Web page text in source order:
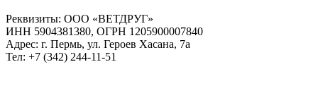
Реквизиты: ООО «ВЕТДРУГ»
ИНН 5904381380, ОГРН 1205900007840
Адрес: г. Пермь, ул. Героев Хасана, 7а
Тел: +7 (342) 244-11-51